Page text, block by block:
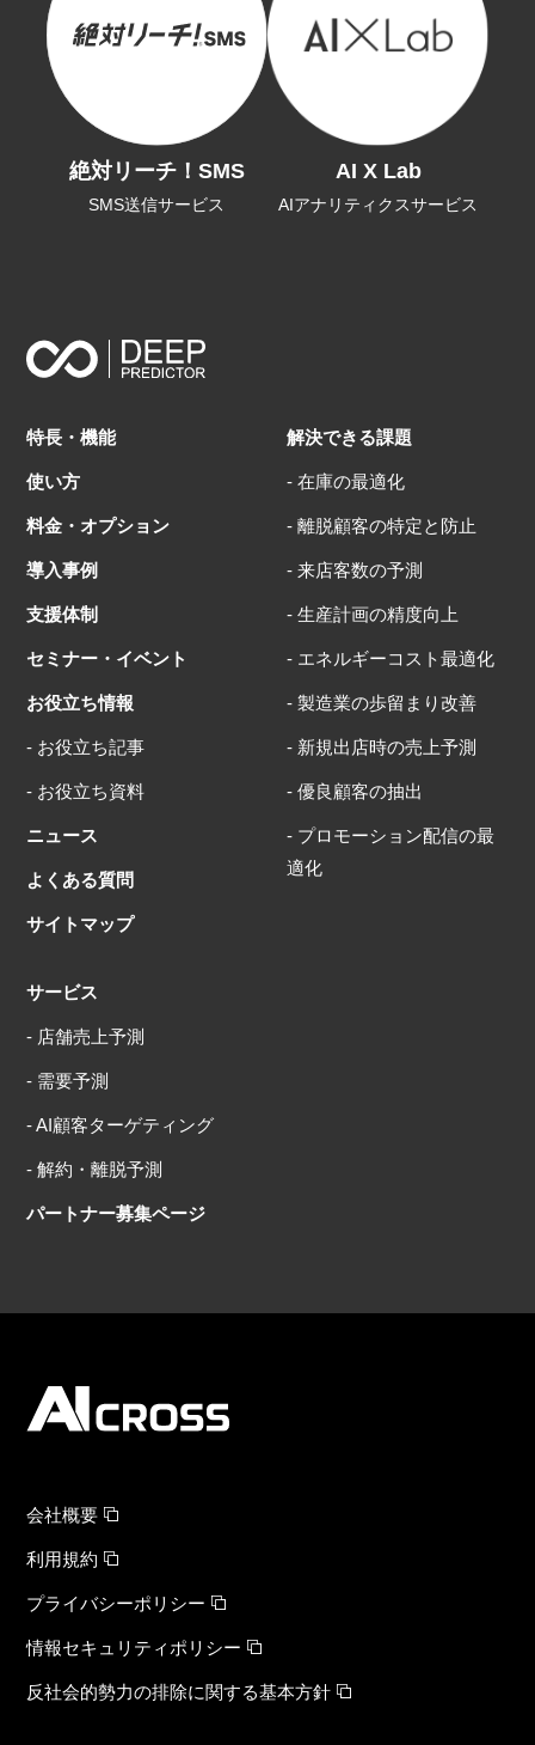
絶対リーチ！SMS
SMS送信サービス
AI X Lab
AIアナリティクスサービス
特長・機能
使い方
料金・オプション
導入事例
支援体制
セミナー・イベント
お役立ち情報
- お役立ち記事
- お役立ち資料
ニュース
よくある質問
サイトマップ
解決できる課題
- 在庫の最適化
- 離脱顧客の特定と防止
- 来店客数の予測
- 生産計画の精度向上
- エネルギーコスト最適化
- 製造業の歩留まり改善
- 新規出店時の売上予測
- 優良顧客の抽出
- プロモーション配信の最
適化
サービス
- 店舗売上予測
- 需要予測
- AI顧客ターゲティング
- 解約・離脱予測
パートナー募集ページ
会社概要
利用規約
プライバシーポリシー
情報セキュリティポリシー
反社会的勢力の排除に関する基本方針